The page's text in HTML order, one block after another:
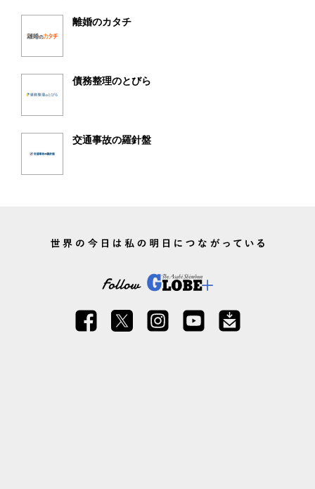
離婚のカタチ
債務整理のとびら
交通事故の羅針盤